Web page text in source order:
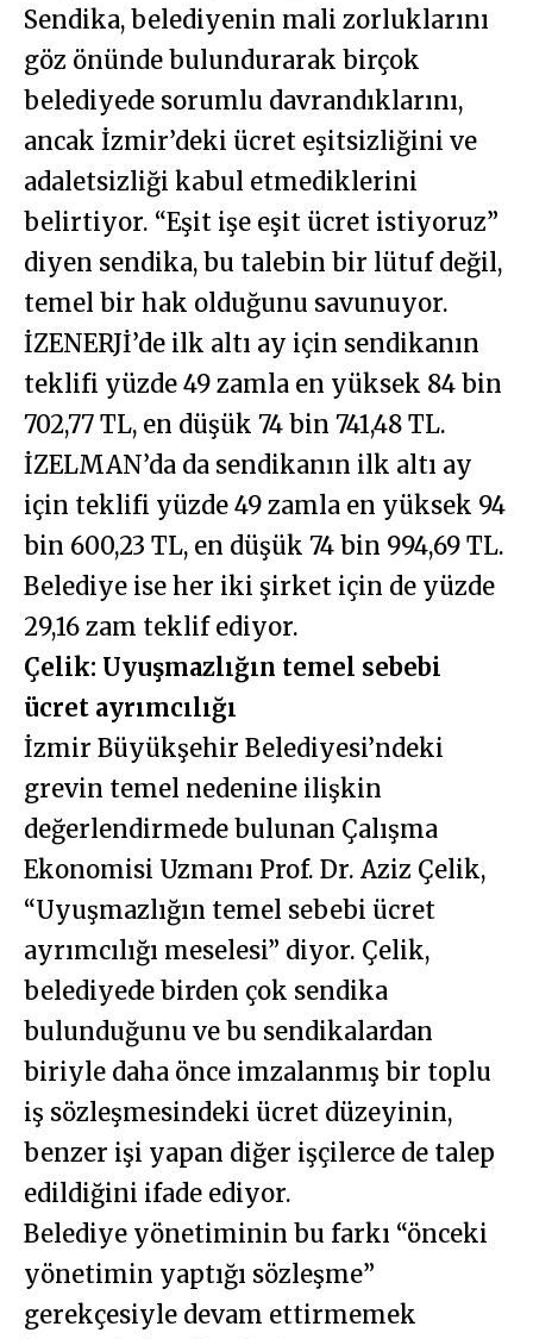
Sendika, belediyenin mali zorluklarını
göz önünde bulundurarak birçok
belediyede sorumlu davrandıklarını,
ancak İzmir’deki ücret eşitsizliğini ve
adaletsizliği kabul etmediklerini
belirtiyor. “Eşit işe eşit ücret istiyoruz”
diyen sendika, bu talebin bir lütuf değil,
temel bir hak olduğunu savunuyor.
İZENERJİ’de ilk altı ay için sendikanın
teklifi yüzde 49 zamla en yüksek 84 bin
702,77 TL, en düşük 74 bin 741,48 TL.
İZELMAN’da da sendikanın ilk altı ay
için teklifi yüzde 49 zamla en yüksek 94
bin 600,23 TL, en düşük 74 bin 994,69 TL.
Belediye ise her iki şirket için de yüzde
29,16 zam teklif ediyor.
Çelik: Uyuşmazlığın temel sebebi
ücret ayrımcılığı
İzmir Büyükşehir Belediyesi’ndeki
grevin temel nedenine ilişkin
değerlendirmede bulunan Çalışma
Ekonomisi Uzmanı Prof. Dr. Aziz Çelik,
“Uyuşmazlığın temel sebebi ücret
ayrımcılığı meselesi” diyor. Çelik,
belediyede birden çok sendika
bulunduğunu ve bu sendikalardan
biriyle daha önce imzalanmış bir toplu
iş sözleşmesindeki ücret düzeyinin,
benzer işi yapan diğer işçilerce de talep
edildiğini ifade ediyor.
Belediye yönetiminin bu farkı “önceki
yönetimin yaptığı sözleşme”
gerekçesiyle devam ettirmemek